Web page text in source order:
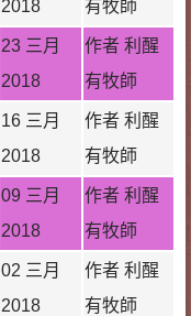
2018
有牧師
23 三月
2018
作者 利醒
有牧師
16 三月
2018
作者 利醒
有牧師
09 三月
2018
作者 利醒
有牧師
02 三月
2018
作者 利醒
有牧師